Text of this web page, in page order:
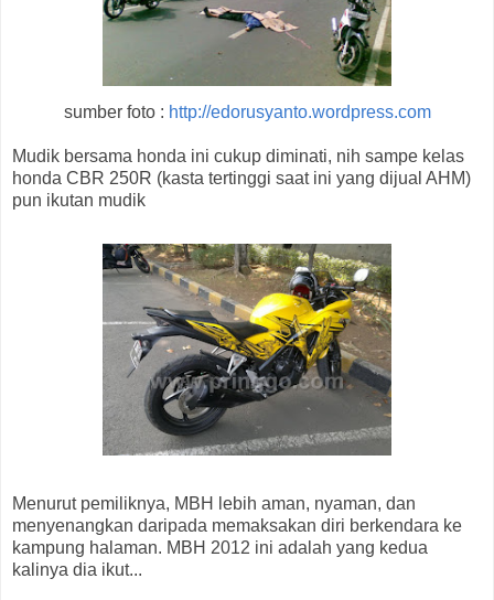
sumber foto : http://edorusyanto.wordpress.com
Mudik bersama honda ini cukup diminati, nih sampe kelas
honda CBR 250R (kasta tertinggi saat ini yang dijual AHM)
pun ikutan mudik
Menurut pemiliknya, MBH lebih aman, nyaman, dan
menyenangkan daripada memaksakan diri berkendara ke
kampung halaman. MBH 2012 ini adalah yang kedua
kalinya dia ikut...